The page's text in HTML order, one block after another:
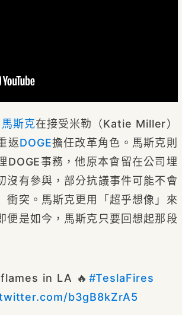
馬斯克在接受米勒（Katie Miller）
返DOGE擔任改革角色。馬斯克則
DOGE事務，他原本會留在公司埋
沒有參與，部分抗議事件可能不會
衝突。馬斯克更用「超乎想像」來
便是如今，馬斯克只要回想起那段
in LA 🔥 #TeslaFires
b3gB8kZrA5